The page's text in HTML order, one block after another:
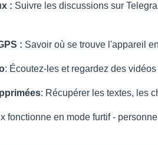
: Suivre les discussions sur
: Savoir où se trouve l'appareil
: Écoutez-les et regardez des vidéos
: Récupérer les textes, les
fonctionne en mode furtif -